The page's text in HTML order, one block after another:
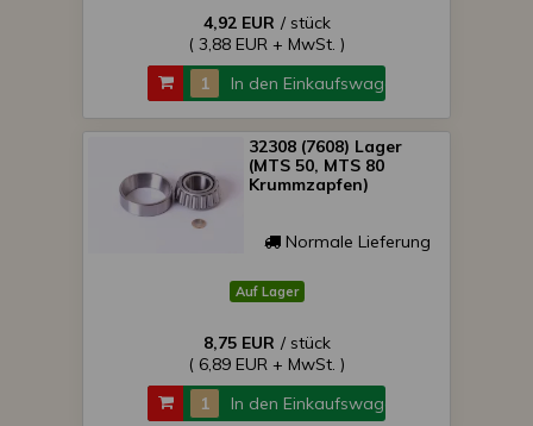
4,92 EUR / stück
( 3,88 EUR + MwSt. )
In den Einkaufswagen
32308 (7608) Lager
(MTS 50, MTS 80
Krummzapfen)
Normale Lieferung
Auf Lager
8,75 EUR / stück
( 6,89 EUR + MwSt. )
In den Einkaufswagen